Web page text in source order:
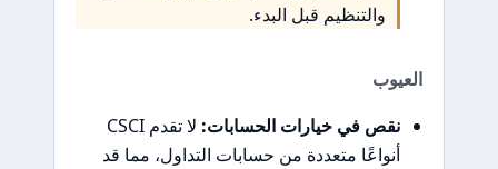
والتنظيم قبل البدء.
العيوب
نقص في خيارات الحسابات:
لا تقدم CSCI
أنواعًا متعددة من حسابات التداول، مما قد